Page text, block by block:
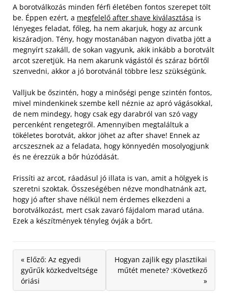
A borotválkozás minden férfi életében fontos szerepet tölt
be. Éppen ezért, a megfelelő after shave kiválasztása is
lényeges feladat, főleg, ha nem akarjuk, hogy az arcunk
kiszáradjon. Tény, hogy mostanában nagyon divatba jött a
megnyírt szakáll, de sokan vagyunk, akik inkább a borotvált
arcot szeretjük. Ha nem akarunk vágástól és száraz bőrtől
szenvedni, akkor a jó borotvánál többre lesz szükségünk.
Valljuk be őszintén, hogy a minőségi penge szintén fontos,
mivel mindenkinek szembe kell néznie az apró vágásokkal,
de nem mindegy, hogy csak egy darabról van szó vagy
percenként rengetegről. Amennyiben megtaláltuk a
tökéletes borotvát, akkor jöhet az after shave! Ennek az
arcszesznek az a feladata, hogy könnyedén mosolyogjunk
és ne érezzük a bőr húzódását.
Frissíti az arcot, ráadásul jó illata is van, amit a hölgyek is
szeretni szoktak. Összeségében nézve mondhatnánk azt,
hogy jó after shave nélkül nem érdemes elkezdeni a
borotválkozást, mert csak zavaró fájdalom marad utána.
Ezek a készítmények tényleg óvják a bőrt.
« Előző: Az egyedi
gyűrűk közkedveltsége
óriási
Hogyan zajlik egy plasztikai
műtét menete? :Következő
»